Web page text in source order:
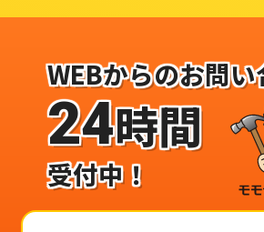
WEBからのお問
24時間
受付中！